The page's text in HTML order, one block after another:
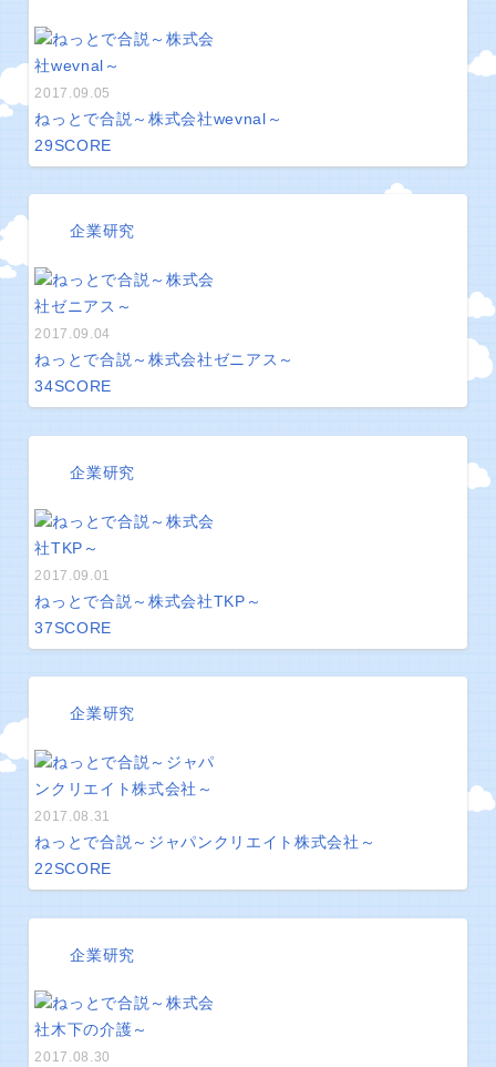
2017.09.05
ねっとで合説～株式会社wevnal～
29SCORE
企業研究
2017.09.04
ねっとで合説～株式会社ゼニアス～
34SCORE
企業研究
2017.09.01
ねっとで合説～株式会社TKP～
37SCORE
企業研究
2017.08.31
ねっとで合説～ジャパンクリエイト株式会社～
22SCORE
企業研究
2017.08.30